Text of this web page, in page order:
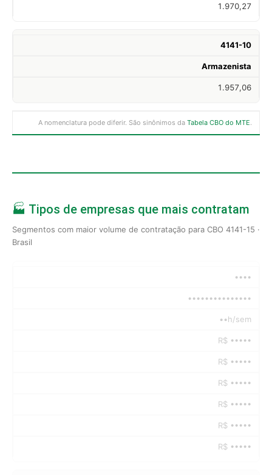
1.970,27
4141-10
Armazenista
1.957,06
A nomenclatura pode diferir. São sinônimos da Tabela CBO do MTE.
🏭 Tipos de empresas que mais contratam
Segmentos com maior volume de contratação para CBO 4141-15 ·
Brasil
••••
•••••••••••••••
••h/sem
R$ •••••
R$ •••••
R$ •••••
R$ •••••
R$ •••••
R$ •••••